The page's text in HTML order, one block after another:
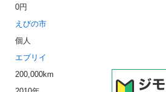
0円
えびの市
個人
エブリイ
200,000km